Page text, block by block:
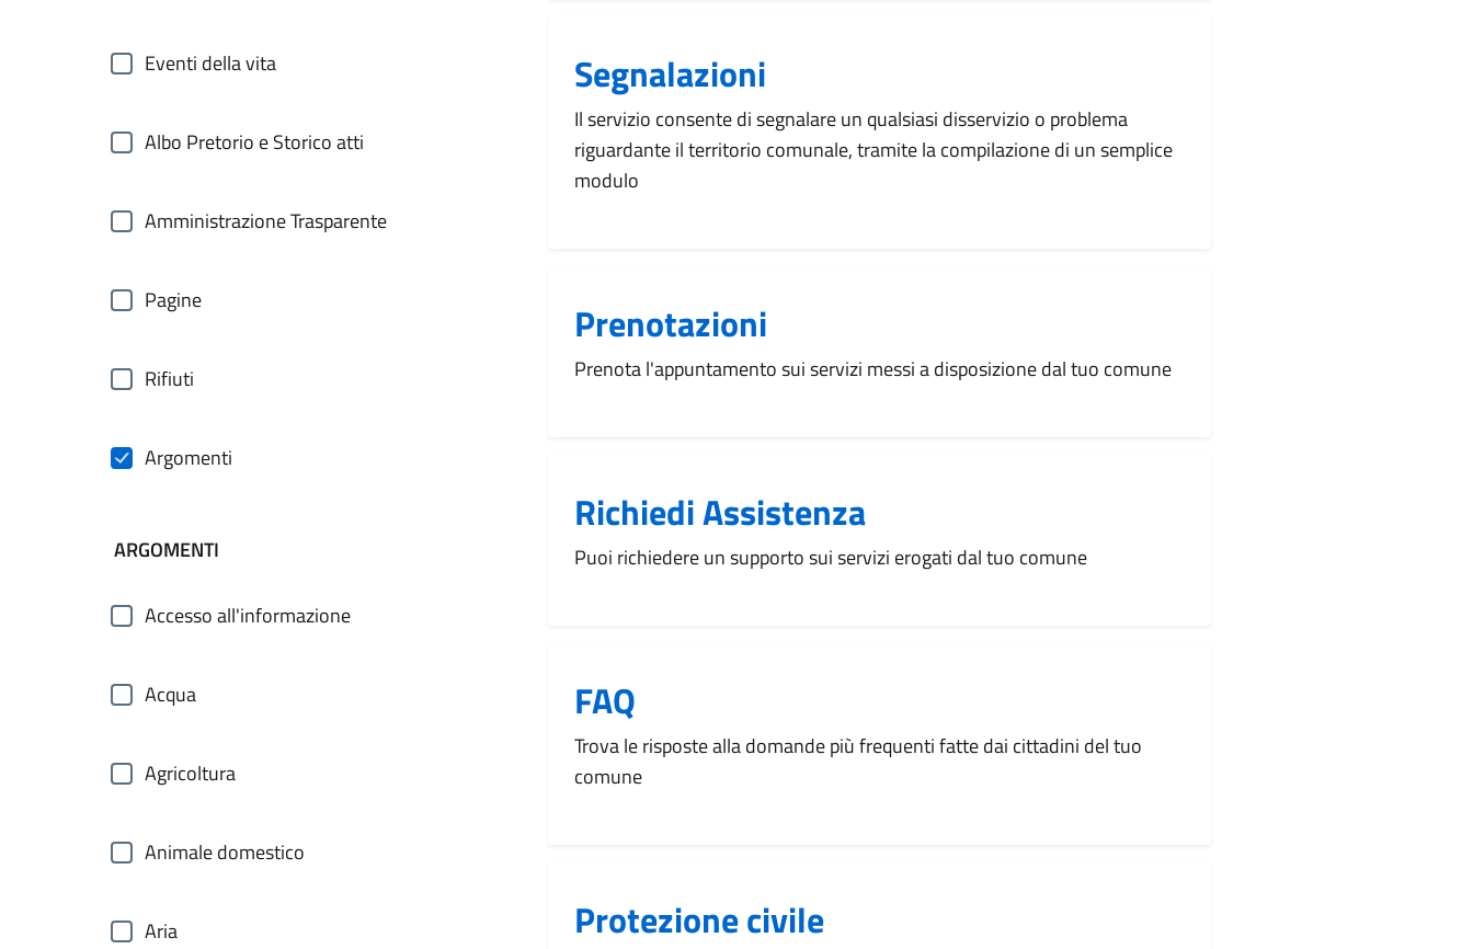
Eventi della vita
Albo Pretorio e Storico atti
Amministrazione Trasparente
Pagine
Rifiuti
Argomenti
ARGOMENTI
Accesso all'informazione
Acqua
Agricoltura
Animale domestico
Aria
Segnalazioni
Il servizio consente di segnalare un qualsiasi disservizio o problema
riguardante il territorio comunale, tramite la compilazione di un semplice
modulo
Prenotazioni
Prenota l'appuntamento sui servizi messi a disposizione dal tuo comune
Richiedi Assistenza
Puoi richiedere un supporto sui servizi erogati dal tuo comune
FAQ
Trova le risposte alla domande più frequenti fatte dai cittadini del tuo
comune
Protezione civile